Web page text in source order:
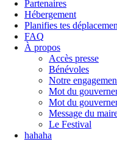
Partenaires
Hébergement
Planifies tes
FAQ
À propos
Accès presse
Bénévoles
Notre
Mot du
Mot du
Message du
Le Festival
hahaha